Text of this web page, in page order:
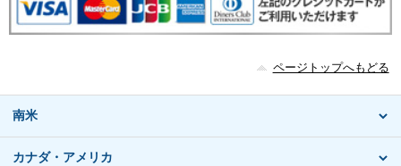
ページトップへもどる
南米
カナダ・アメリカ